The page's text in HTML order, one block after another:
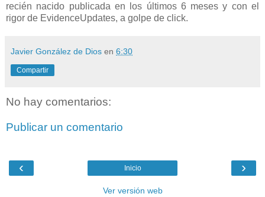
recién nacido publicada en los últimos 6 meses y con el
rigor de EvidenceUpdates, a golpe de click.
Javier González de Dios en 6:30
Compartir
No hay comentarios:
Publicar un comentario
‹ ›
Inicio
Ver versión web